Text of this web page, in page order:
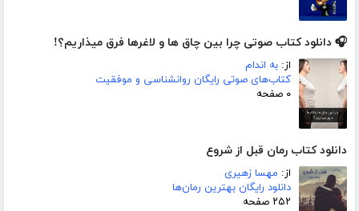
🎧 دانلود کتاب صوتی چرا بین چاق ها و لاغرها فرق میذاریم؟!
از: به اندام
کتاب‌های صوتی رایگان روانشناسی و موفقیت
۰ صفحه
دانلود کتاب رمان قبل از شروع
از: مهسا زهیری
دانلود رایگان بهترین رمان‌ها
۲۵۲ صفحه